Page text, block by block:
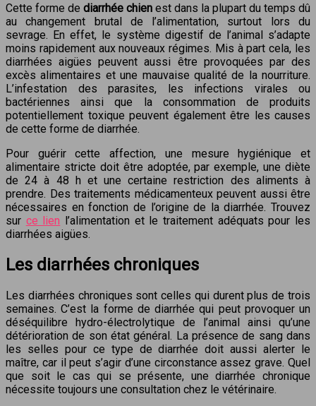
Cette forme de diarrhée chien est dans la plupart du temps dû
au changement brutal de l’alimentation, surtout lors du
sevrage. En effet, le système digestif de l’animal s’adapte
moins rapidement aux nouveaux régimes. Mis à part cela, les
diarrhées aigües peuvent aussi être provoquées par des
excès alimentaires et une mauvaise qualité de la nourriture.
L’infestation des parasites, les infections virales ou
bactériennes ainsi que la consommation de produits
potentiellement toxique peuvent également être les causes
de cette forme de diarrhée.
Pour guérir cette affection, une mesure hygiénique et
alimentaire stricte doit être adoptée, par exemple, une diète
de 24 à 48 h et une certaine restriction des aliments à
prendre. Des traitements médicamenteux peuvent aussi être
nécessaires en fonction de l’origine de la diarrhée. Trouvez
sur ce lien l’alimentation et le traitement adéquats pour les
diarrhées aigües.
Les diarrhées chroniques
Les diarrhées chroniques sont celles qui durent plus de trois
semaines. C’est la forme de diarrhée qui peut provoquer un
déséquilibre hydro-électrolytique de l’animal ainsi qu’une
détérioration de son état général. La présence de sang dans
les selles pour ce type de diarrhée doit aussi alerter le
maître, car il peut s’agir d’une circonstance assez grave. Quel
que soit le cas qui se présente, une diarrhée chronique
nécessite toujours une consultation chez le vétérinaire.